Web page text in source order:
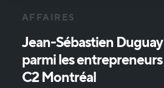
AFFAIRES
Jean-SébastienDuguay
parmilesentrepreneurs
C2Montréal